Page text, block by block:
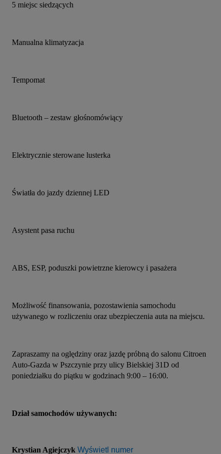
5 miejsc siedzących
Manualna klimatyzacja
Tempomat
Bluetooth – zestaw głośnomówiący
Elektrycznie sterowane lusterka
Światła do jazdy dziennej LED
Asystent pasa ruchu
ABS, ESP, poduszki powietrzne kierowcy i pasażera
Możliwość finansowania, pozostawienia samochodu
używanego w rozliczeniu oraz ubezpieczenia auta na miejscu.
Zapraszamy na oględziny oraz jazdę próbną do salonu Citroen
Auto-Gazda w Pszczynie przy ulicy Bielskiej 31D od
poniedziałku do piątku w godzinach 9:00 – 16:00.
Dział samochodów używanych:
Krystian Agiejczyk Wyświetl numer